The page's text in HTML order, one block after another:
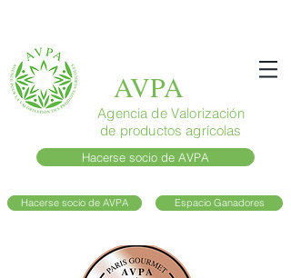
AVPA
Agencia de Valorización
de productos agrícolas
Hacerse socio de AVPA
Hacerse socio de AVPA Espacio Ganadores